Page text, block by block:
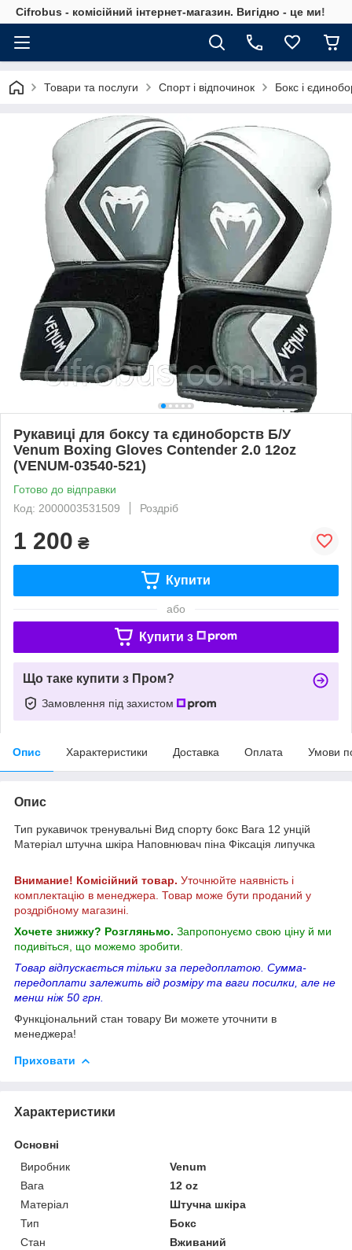
Cifrobus - комiсiйний iнтернет-магазин. Вигiдно - це ми!
Товари та послуги Спорт і відпочинок Бокс і
Рукавиці для боксу та єдиноборств Б/У
Venum Boxing Gloves Contender 2.0 12oz
(VENUM-03540-521)
Готово до відправки
Код: 2000003531509
Роздріб
1 200 ₴
Купити
або
Купити з
Що таке купити з Пром?
Замовлення під захистом
Опис Характеристики Доставка Оплата Умови
Опис
Тип рукавичок тренувальні Вид спорту бокс Вага 12 унцій
Матеріал штучна шкіра Наповнювач піна Фіксація липучка
Внимание! Комісійний товар. Уточнюйте наявність і
комплектацію в менеджера. Товар може бути проданий у
роздрібному магазині.
Хочете знижку? Розгляньмо. Запропонуємо свою ціну й ми
подивіться, що можемо зробити.
Товар відпускається тільки за передоплатою. Сумма-
передоплати залежить від розміру та ваги посилки, але не
менш ніж 50 грн.
Функціональний стан товару Ви можете уточнити в
менеджера!
Приховати
Характеристики
Основні
Виробник
Venum
Вага
12 oz
Матеріал
Штучна шкіра
Тип
Бокс
Стан
Вживаний